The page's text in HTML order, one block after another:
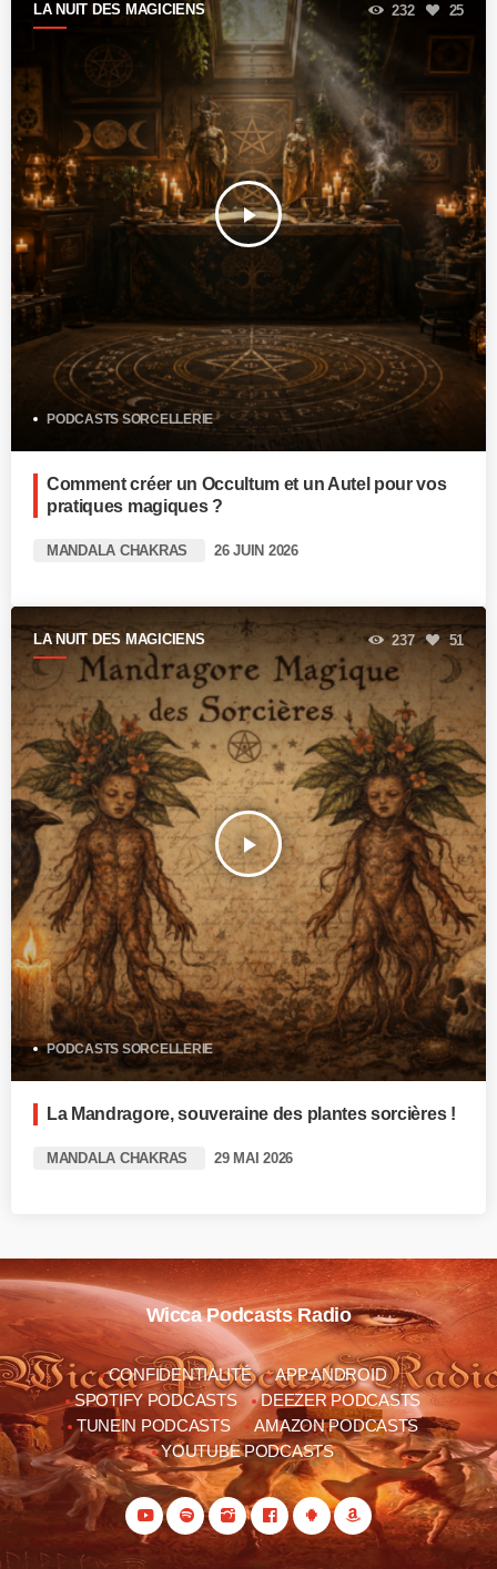
LA NUIT DES MAGICIENS
play_arrow
232 25
PODCASTS SORCELLERIE
Comment créer un Occultum et un Autel pour vos
pratiques magiques ?
MANDALA CHAKRAS 26 JUIN 2026
LA NUIT DES MAGICIENS
play_arrow
237 51
PODCASTS SORCELLERIE
La Mandragore, souveraine des plantes sorcières !
MANDALA CHAKRAS 29 MAI 2026
Wicca Podcasts Radio
CONFIDENTIALITÉ
APP ANDROID
SPOTIFY PODCASTS
DEEZER PODCASTS
TUNEIN PODCASTS
AMAZON PODCASTS
YOUTUBE PODCASTS